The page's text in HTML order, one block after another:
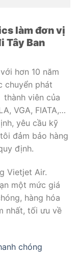
làm đơn vị
Tây Ban
hơn 10 năm
chuyển phát
viên của
VGA, FIATA,…
yêu cầu kỹ
đảm bảo hàng
định.
Vietjet Air.
một mức giá
hàng hóa
nhất, tối ưu về
chóng